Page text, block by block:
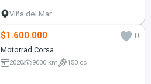
Viña del Mar
$1.600.000
0
Motorrad Corsa
2020 9000 km 150 cc